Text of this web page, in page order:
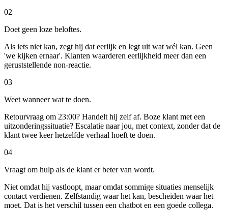
02
Doet geen loze beloftes.
Als iets niet kan, zegt hij dat eerlijk en legt uit wat wél kan. Geen
'we kijken ernaar'. Klanten waarderen eerlijkheid meer dan een
geruststellende non-reactie.
03
Weet wanneer wat te doen.
Retourvraag om 23:00? Handelt hij zelf af. Boze klant met een
uitzonderingssituatie? Escalatie naar jou, met context, zonder dat de
klant twee keer hetzelfde verhaal hoeft te doen.
04
Vraagt om hulp als de klant er beter van wordt.
Niet omdat hij vastloopt, maar omdat sommige situaties menselijk
contact verdienen. Zelfstandig waar het kan, bescheiden waar het
moet. Dat is het verschil tussen een chatbot en een goede collega.